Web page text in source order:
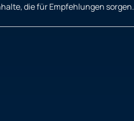
die für Empfehlungen sorgen.